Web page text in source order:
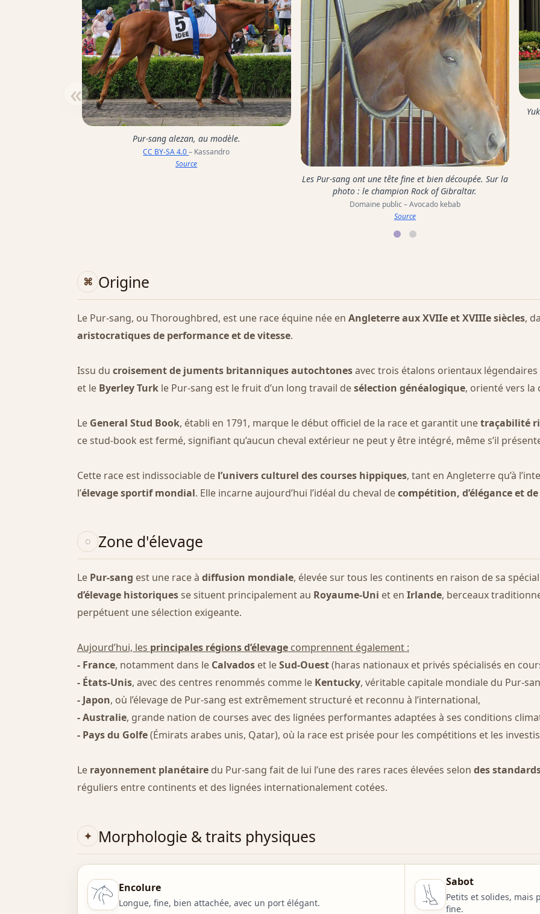
Pur-sang alezan, au modèle.
CC BY-SA 4.0– Kassandro
Source
Les Pur-sang ont une tête fine et bien découpée. Sur la
photo : le champion Rock of Gibraltar.
Domaine public – Avocado kebab
Source
«
Origine
Le Pur-sang, ou Thoroughbred, est une race équine née en Angleterre aux XVIIe et XVIIIe siècles,
aristocratiques de performance et de vitesse.
Issu du croisement de juments britanniques autochtonesavec trois étalons orientaux
et le Byerley Turk le Pur-sang est le fruit d’un long travail desélection généalogique, orienté vers la
Le General Stud Book, établi en 1791, marque le début officiel de la race et garantit unetraçabilité
ce stud-book est fermé, signifiant qu’aucun cheval extérieur ne peut y être intégré, même s’il
Cette race est indissociable de l’univers culturel des courses hippiques, tant en Angleterre qu’à
l’élevage sportif mondial. Elle incarne aujourd’hui l’idéal du cheval decompétition, d’élégance et
Zone d'élevage
Le Pur-sang est une race à diffusion mondiale, élevée sur tous les continents en raison de sa
d’élevage historiquesse situent principalement au Royaume-Uni et en Irlande, berceaux
perpétuent une sélection exigeante.
Aujourd’hui, les principales régions d’élevage comprennent également :
- France, notamment dans le Calvados et leSud-Ouest(haras nationaux et privés spécialisés en
- États-Unis, avec des centres renommés comme le Kentucky, véritable capitale mondiale du Pur-
- Japon, où l’élevage de Pur-sang est extrêmement structuré et reconnu à l’international,
- Australie, grande nation de courses avec des lignées performantes adaptées à ses conditions
- Pays du Golfe(Émirats arabes unis, Qatar), où la race est prisée pour les compétitions et les
Le rayonnement planétaire du Pur-sang fait de lui l’une des rares races élevées selon des
réguliers entre continents et des lignées internationalement cotées.
Morphologie & traits physiques
Encolure
Longue, fine, bien attachée, avec un port élégant.
Sabot
Petits et solides, mais
fine.